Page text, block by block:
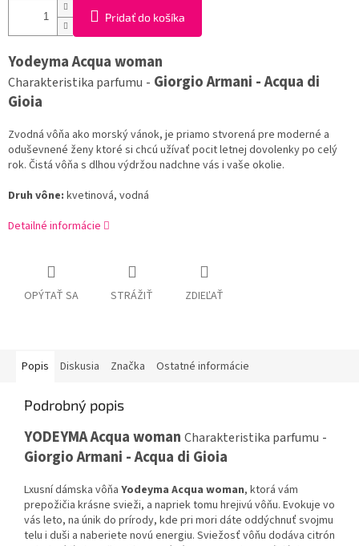
Pridať do košíka
Yodeyma Acqua woman
Charakteristika parfumu - Giorgio Armani - Acqua di
Gioia
Zvodná vôňa ako morský vánok, je priamo stvorená pre moderné a
oduševnené ženy ktoré si chcú užívať pocit letnej dovolenky po celý
rok. Čistá vôňa s dlhou výdržou nadchne vás i vaše okolie.
Druh vône: kvetinová, vodná
Detailné informácie
OPÝTAŤ SA STRÁŽIŤ ZDIEĽAŤ
Popis Diskusia Značka Ostatné informácie
Podrobný popis
YODEYMA Acqua woman Charakteristika parfumu -
Giorgio Armani - Acqua di Gioia
Lxusní dámska vôňa Yodeyma Acqua woman, ktorá vám
prepožičia krásne svieži, a napriek tomu hrejivú vôňu. Evokuje vo
vás leto, na únik do prírody, kde pri mori dáte oddýchnuť svojmu
telu i duši a naberiete novú energiu. Sviežosť vôňu dodáva citrón